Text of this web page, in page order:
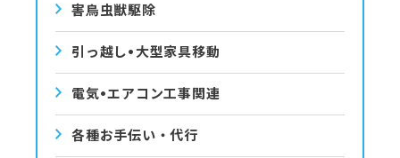
害⿃⾍獣駆除
引っ越し•⼤型家具移動
電気•エアコン⼯事関連
各種お手伝い・代行